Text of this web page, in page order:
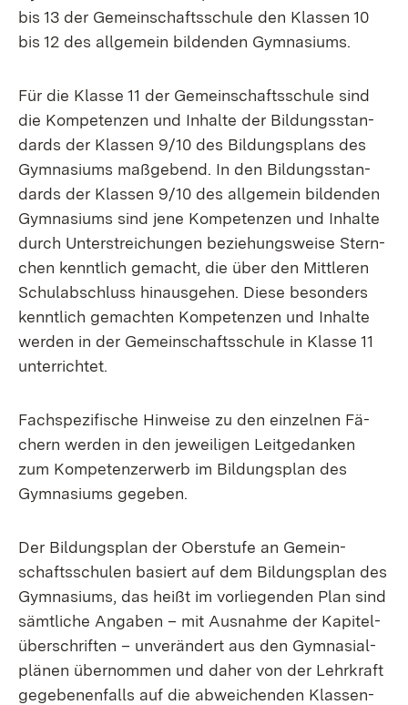
bis 13 der Ge­mein­schafts­schu­le den Klas­sen 10
bis 12 des all­ge­mein bil­den­den Gym­na­si­ums.
Für die Klas­se 11 der Ge­mein­schafts­schu­le sind
die Kom­pe­ten­zen und In­hal­te der Bil­dungs­stan­
dards der Klas­sen 9/10 des Bil­dungs­plans des
Gym­na­si­ums maß­ge­bend. In den Bil­dungs­stan­
dards der Klas­sen 9/10 des all­ge­mein bil­den­den
Gym­na­si­ums sind je­ne Kom­pe­ten­zen und In­hal­te
durch Un­ter­strei­chun­gen be­zie­hungs­wei­se Stern­
chen kennt­lich ge­macht, die über den Mitt­le­ren
Schul­ab­schluss hin­aus­ge­hen. Die­se be­son­ders
kennt­lich ge­mach­ten Kom­pe­ten­zen und In­hal­te
wer­den in der Ge­mein­schafts­schu­le in Klas­se 11
un­ter­rich­tet.
Fach­spe­zi­fi­sche Hin­wei­se zu den ein­zel­nen Fä­
chern wer­den in den je­wei­li­gen Leit­ge­dan­ken
zum Kom­pe­ten­z­er­werb im Bil­dungs­plan des
Gym­na­si­ums ge­ge­ben.
Der Bil­dungs­plan der Ober­stu­fe an Ge­mein­
schafts­schu­len ba­siert auf dem Bil­dungs­plan des
Gym­na­si­ums, das heißt im vor­lie­gen­den Plan sind
sämt­li­che An­ga­ben – mit Aus­nah­me der Ka­pi­tel­
über­schrif­ten – un­ver­än­dert aus den Gym­na­si­al­
plä­nen über­nom­men und da­her von der Lehr­kraft
ge­ge­be­nen­falls auf die ab­wei­chen­den Klas­sen­